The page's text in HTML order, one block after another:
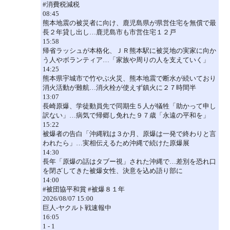
#消費税減税
08:45
熊本地震の被災者に向け、鹿児島県が県営住宅を無償で最
長２年貸し出し…鹿児島市も市営住宅１２戸
15:58
帰省ラッシュが本格化、ＪＲ熊本駅に被災地の実家に向か
う人やボランティア…「家族や周りの人を支えていく」
14:25
熊本県宇城市で竹やぶ火災、熊本地震で断水が続いており
消火活動が難航…消火栓が使えず鎮火に２７時間半
13:07
長崎原爆、学徒動員先で同期生５人が犠牲「助かって申し
訳ない」…病気で帰郷し免れた９７歳「永遠の平和を」
15:22
被爆者の告白「沖縄戦は３か月、原爆は一発で終わりと言
われたら」…実相伝えるため沖縄で続けた原爆展
14:30
長年「原爆の話はタブー視」された沖縄で…差別を恐れ口
を閉ざしてきた被爆女性、決意を込め語り部に
14:00
#被団協平和賞 #被爆８１年
2026/08/07 15:00
巨人-ヤクルト戦速報中
16:05
1 - 1